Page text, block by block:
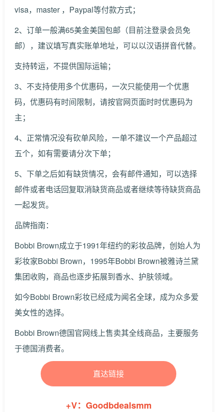
visa，master ，Paypal等付款方式；
2、订单一般满65美金美国包邮（目前注登录会员免
邮），建议填写真实账单地址，可以以汉语拼音代替。
支持转运，不提供国际运输；
3、不支持使用多个优惠码，一次只能使用一个优惠
码，优惠码有时间限制，请按官网页面时时优惠码为
主；
4、正常情况没有砍单风险，一单不建议一个产品超过
五个，如有需要请分次下单；
5、下单之后如有缺货情况，会有邮件通知，可以选择
邮件或者电话回复取消缺货商品或者继续等待缺货商品
一起发货。
品牌指南：
Bobbi Brown成立于1991年纽约的彩妆品牌，创始人为
彩妆家Bobbi Brown，1995年Bobbi Brown被雅诗兰黛
集团收购，商品也逐步拓展到香水、护肤领域。
如今Bobbi Brown彩妆已经成为闻名全球，成为众多爱
美女性的选择。
Bobbi Brown德国官网线上售卖其全线商品，主要服务
于德国消费者。
直达链接
+V：Goodbdealsmm